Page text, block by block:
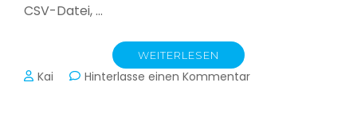
CSV-Datei, …
WEITERLESEN
Kai Hinterlasse einen Kommentarzu